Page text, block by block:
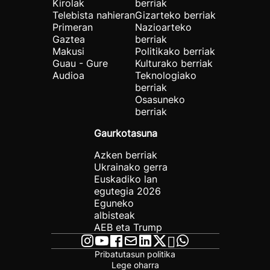
Kirolak
Telebista nahieran
Primeran
Gaztea
Makusi
Guau - Gure
Audioa
berriak
Gizarteko berriak
Nazioarteko
berriak
Politikako berriak
Kulturako berriak
Teknologiako
berriak
Osasuneko
berriak
Gaurkotasuna
Azken berriak
Ukrainako gerra
Euskadiko lan
egutegia 2026
Eguneko
albisteak
AEB eta Trump
Pribatutasun politika
Lege oharra